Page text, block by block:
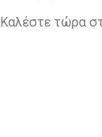
Καλέστε τώρα